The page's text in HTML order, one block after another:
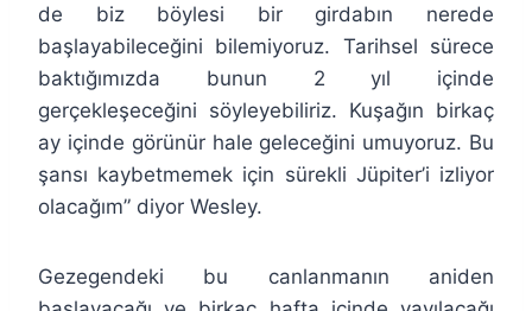
de biz böylesi bir girdabın nerede
başlayabileceğini bilemiyoruz. Tarihsel sürece
baktığımızda bunun 2 yıl içinde
gerçekleşeceğini söyleyebiliriz. Kuşağın birkaç
ay içinde görünür hale geleceğini umuyoruz. Bu
şansı kaybetmemek için sürekli Jüpiter’i izliyor
olacağım” diyor Wesley.
Gezegendeki bu canlanmanın aniden